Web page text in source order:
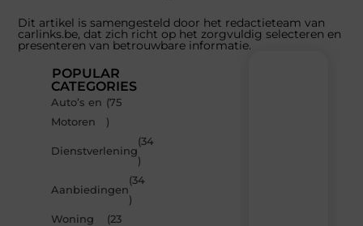
Dit artikel is samengesteld door het redactieteam van
carlinks.be, dat zich richt op het zorgvuldig selecteren en
presenteren van betrouwbare informatie.
POPULAR
CATEGORIES
Auto’s en
Motoren
(75
)
Dienstverlening
(34
)
Aanbiedingen
(34
)
Woning
(23